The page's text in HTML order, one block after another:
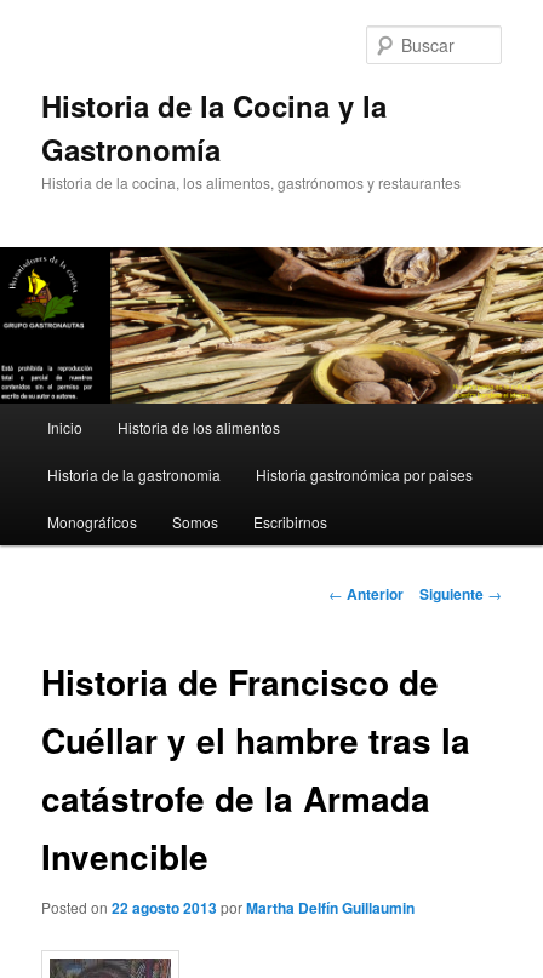
Historia de la Cocina y la
Gastronomía
Historia de la cocina, los alimentos, gastrónomos y restaurantes
principal
Inicio Historia de los alimentos
Historia de la gastronomia Historia gastronómica por paises
Monográficos Somos Escribirnos
Navegación
← Anterior Siguiente →
Historia de Francisco de
Cuéllar y el hambre tras la
catástrofe de la Armada
Invencible
Posted on22 agosto 2013porMartha Delfín Guillaumin